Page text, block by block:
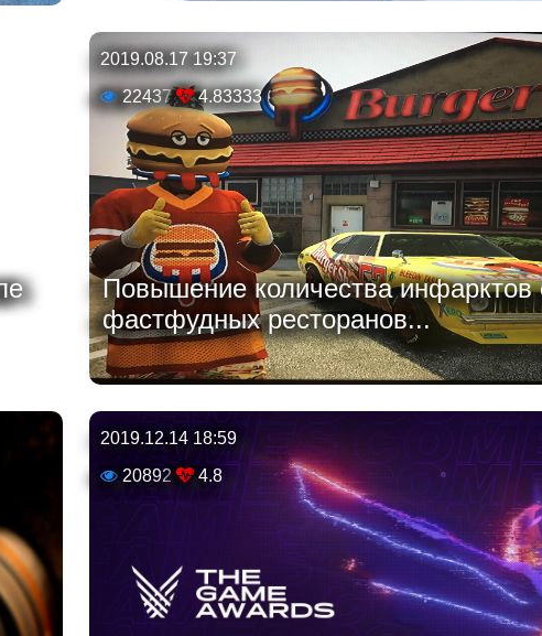
2019.08.17 19:37
22437
4.83333
Повышение количества инфарктов
фастфудных ресторанов...
2019.12.14 18:59
20892
4.8